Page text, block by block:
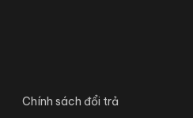
Chính sách đổi trả